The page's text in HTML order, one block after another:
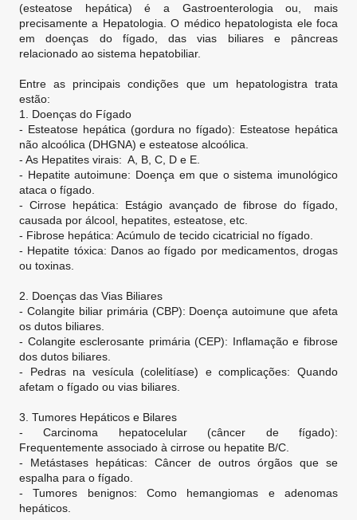
(esteatose hepática) é a Gastroenterologia ou, mais
precisamente a Hepatologia. O médico hepatologista ele foca
em doenças do fígado, das vias biliares e pâncreas
relacionado ao sistema hepatobiliar.
Entre as principais condições que um hepatologistra trata
estão:
1. Doenças do Fígado
- Esteatose hepática (gordura no fígado): Esteatose hepática
não alcoólica (DHGNA) e esteatose alcoólica.
- As Hepatites virais: A, B, C, D e E.
- Hepatite autoimune: Doença em que o sistema imunológico
ataca o fígado.
- Cirrose hepática: Estágio avançado de fibrose do fígado,
causada por álcool, hepatites, esteatose, etc.
- Fibrose hepática: Acúmulo de tecido cicatricial no fígado.
- Hepatite tóxica: Danos ao fígado por medicamentos, drogas
ou toxinas.
2. Doenças das Vias Biliares
- Colangite biliar primária (CBP): Doença autoimune que afeta
os dutos biliares.
- Colangite esclerosante primária (CEP): Inflamação e fibrose
dos dutos biliares.
- Pedras na vesícula (colelitíase) e complicações: Quando
afetam o fígado ou vias biliares.
3. Tumores Hepáticos e Bilares
- Carcinoma hepatocelular (câncer de fígado):
Frequentemente associado à cirrose ou hepatite B/C.
- Metástases hepáticas: Câncer de outros órgãos que se
espalha para o fígado.
- Tumores benignos: Como hemangiomas e adenomas
hepáticos.